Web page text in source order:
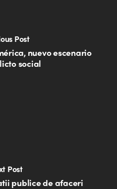
Post
nuevo escenario
social
Post
publice de afaceri